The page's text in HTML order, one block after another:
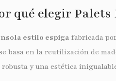
qué elegir
estilo espiga fabricada
basa en la reutilización de
y una estética